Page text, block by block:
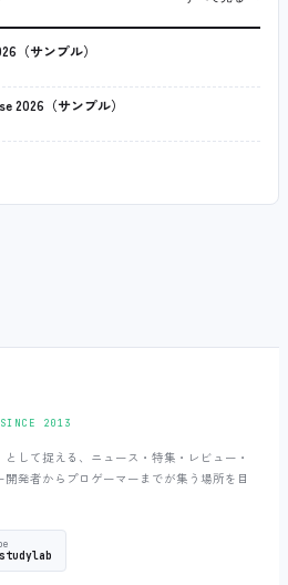
（サンプル）
2026（サンプル）
2013
して捉える、ニュース・特集・レビュー・
発者からプロゲーマーまでが集う場所を目